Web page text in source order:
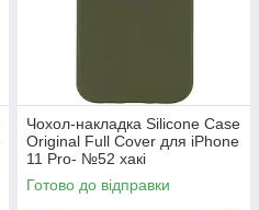
Чохол-накладка Silicone Case
Original Full Cover для iPhone
11 Pro- №52 хакі
Готово до відправки